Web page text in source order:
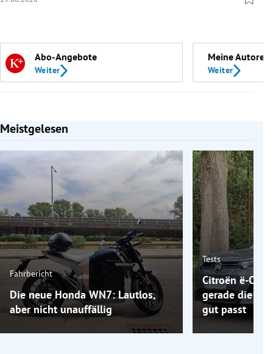
Abo-Angebote
Weiter
Meine Autoren
Weiter
Meistgelesen
Slide 1 von 7
Fahrbericht
Die neue Honda WN7: Lautlos,
aber nicht unauffällig
Tests
Citroën ë-C5
gerade die
gut passt